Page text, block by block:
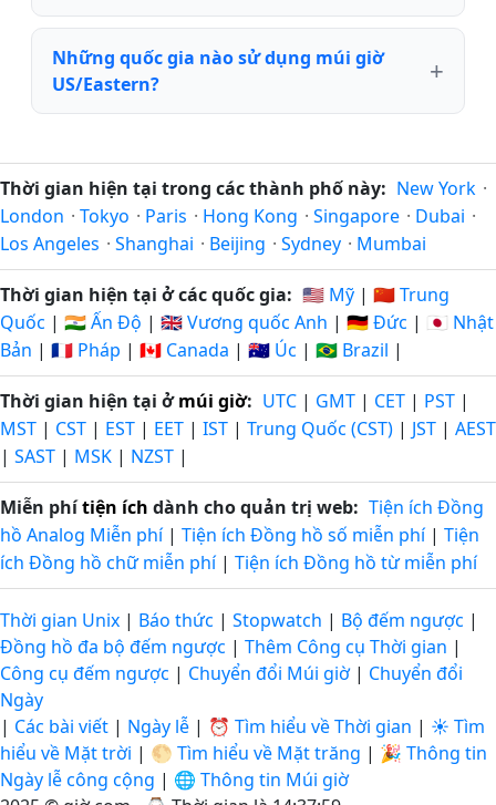
Những quốc gia nào sử dụng múi giờ
US/Eastern?
Thời gian hiện tại trong các thành phố này: New York ·
London · Tokyo · Paris · Hong Kong · Singapore · Dubai ·
Los Angeles · Shanghai · Beijing · Sydney · Mumbai
Thời gian hiện tại ở các quốc gia: 🇺🇸 Mỹ | 🇨🇳 Trung
Quốc | 🇮🇳 Ấn Độ | 🇬🇧 Vương quốc Anh | 🇩🇪 Đức | 🇯🇵 Nhật
Bản | 🇫🇷 Pháp | 🇨🇦 Canada | 🇦🇺 Úc | 🇧🇷 Brazil |
Thời gian hiện tại ởmúi giờ: UTC | GMT | CET | PST |
MST | CST | EST | EET | IST | Trung Quốc (CST) | JST | AEST
| SAST | MSK | NZST |
Miễn phítiện ích dành cho quản trị web: Tiện ích Đồng
hồ Analog Miễn phí| Tiện ích Đồng hồ số miễn phí| Tiện
ích Đồng hồ chữ miễn phí| Tiện ích Đồng hồ từ miễn phí
Thời gian Unix | Báo thức | Stopwatch | Bộ đếm ngược |
Đồng hồ đa bộ đếm ngược | Thêm Công cụ Thời gian |
Công cụ đếm ngược | Chuyển đổi Múi giờ | Chuyển đổi
Ngày
| Các bài viết | Ngày lễ | ⏰ Tìm hiểu về Thời gian | ☀️ Tìm
hiểu về Mặt trời | 🌕 Tìm hiểu về Mặt trăng | 🎉 Thông tin
Ngày lễ công cộng | 🌐 Thông tin Múi giờ